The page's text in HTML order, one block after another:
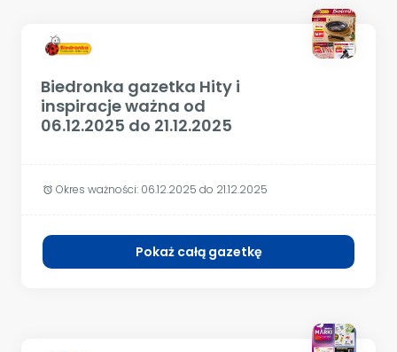
Biedronka gazetka Hity i
inspiracje ważna od
06.12.2025 do 21.12.2025
alarm Okres ważności: 06.12.2025 do 21.12.2025
Pokaż całą gazetkę